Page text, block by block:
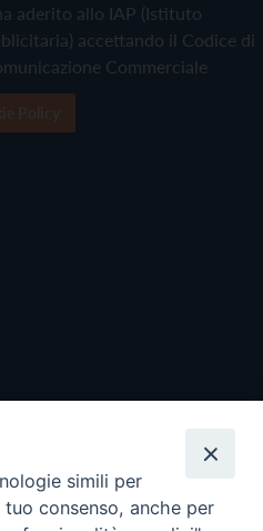
aderito allo IAP (Istituto
accettando il Codice di
Commerciale
simili per
consenso, anche per